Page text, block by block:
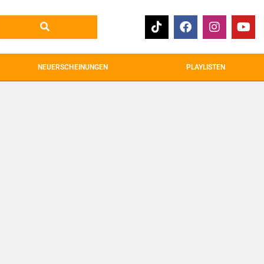
NEUERSCHEINUNGEN PLAYLISTEN